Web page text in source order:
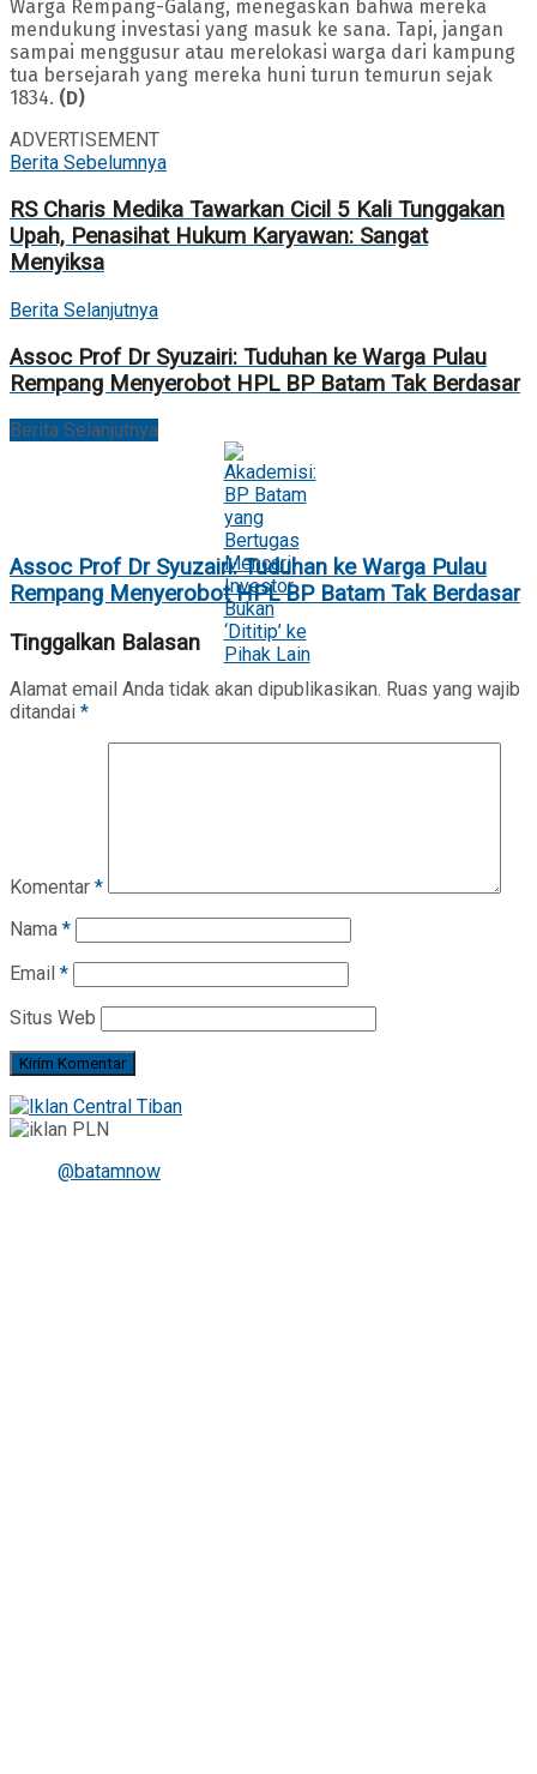
Warga Rempang-Galang, menegaskan bahwa mereka
mendukung investasi yang masuk ke sana. Tapi, jangan
sampai menggusur atau merelokasi warga dari kampung
tua bersejarah yang mereka huni turun temurun sejak
1834. (D)
ADVERTISEMENT
Berita Sebelumnya
RS Charis Medika Tawarkan Cicil 5 Kali Tunggakan
Upah, Penasihat Hukum Karyawan: Sangat
Menyiksa
Berita Selanjutnya
Assoc Prof Dr Syuzairi: Tuduhan ke Warga Pulau
Rempang Menyerobot HPL BP Batam Tak Berdasar
Berita Selanjutnya
Assoc Prof Dr Syuzairi: Tuduhan ke Warga Pulau
Rempang Menyerobot HPL BP Batam Tak Berdasar
Tinggalkan Balasan
Alamat email Anda tidak akan dipublikasikan. Ruas yang wajib
ditandai *
Komentar *
Nama *
Email *
Situs Web
@batamnow